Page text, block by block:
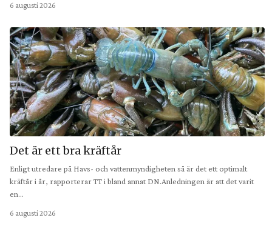
6 augusti 2026
Det är ett bra kräftår
Enligt utredare på Havs- och vattenmyndigheten så är det ett optimalt
kräftår i år, rapporterar TT i bland annat DN.Anledningen är att det varit
en…
6 augusti 2026